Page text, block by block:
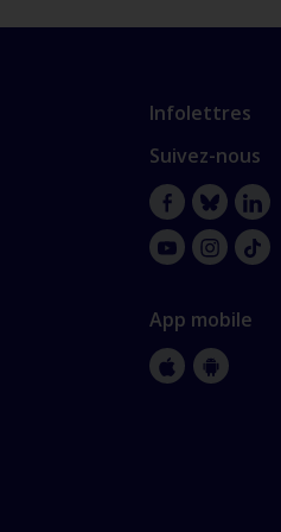
Infolettres
Suivez-nous
Facebook
Bluesky
YouTube
App mobile
AppleGoogle